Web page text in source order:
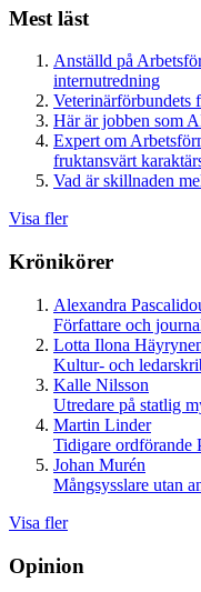
Mest läst
Anställd på
internutredning
Veterinärförbundets
Här är jobben som
Expert om
fruktansvärt
Vad är skillnaden
Visa fler
Krönikörer
Alexandra
Författare och
Lotta Ilona
Kultur- och
Kalle Nilsson
Utredare på statlig
Martin Linder
Tidigare ordförande
Johan Murén
Mångsysslare utan
Visa fler
Opinion